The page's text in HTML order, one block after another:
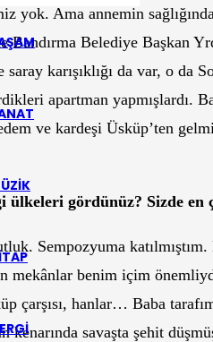
yok. Ama annemin
Bandırma Belediye Başkan
karışıklığı da var, o da
apartman yapmışlardı.
ve kardeşi Üsküp’ten
ülkeleri gördünüz? Sizde en
Sempozyuma
mekânlar benim içim
çarşısı, hanlar… Baba
savaşta şehit